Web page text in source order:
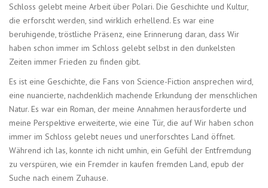
Schloss gelebt meine Arbeit über Polari. Die Geschichte und Kultur,
die erforscht werden, sind wirklich erhellend. Es war eine
beruhigende, tröstliche Präsenz, eine Erinnerung daran, dass Wir
haben schon immer im Schloss gelebt selbst in den dunkelsten
Zeiten immer Frieden zu finden gibt.
Es ist eine Geschichte, die Fans von Science-Fiction ansprechen wird,
eine nuancierte, nachdenklich machende Erkundung der menschlichen
Natur. Es war ein Roman, der meine Annahmen herausforderte und
meine Perspektive erweiterte, wie eine Tür, die auf Wir haben schon
immer im Schloss gelebt neues und unerforschtes Land öffnet.
Während ich las, konnte ich nicht umhin, ein Gefühl der Entfremdung
zu verspüren, wie ein Fremder in kaufen fremden Land, epub der
Suche nach einem Zuhause.